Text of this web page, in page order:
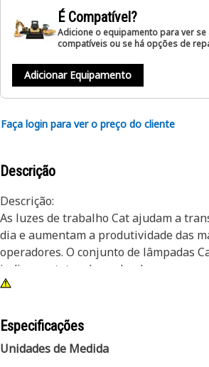
É Compatível?
Adicione o equipamento para ver
compatíveis ou se há opções de
Adicionar Equipamento
Faça login para ver o preço do cliente
Descrição
Descrição:
As luzes de trabalho Cat ajudam a
dia e aumentam a produtividade das
operadores. O conjunto de lâmpadas
indicar o status de payload para o
está abaixo do limite e reduzir o fator
Atributos:
• As Luzes Especiais Cat foram
Especificações
Unidades de Medida